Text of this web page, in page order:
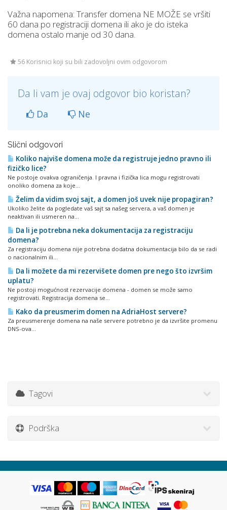
Važna napomena: Transfer domena NE MOŽE se vršiti
60 dana po registraciji domena ili ako je do isteka
domena ostalo manje od 30 dana.
56 Korisnici koji su bili zadovoljni ovim odgovorom
Da li vam je ovaj odgovor bio koristan?
Da Ne
Slični odgovori
Koliko najviše domena može da registruje jedno pravno ili
fizičko lice?
Ne postoje ovakva ograničenja. I pravna i fizička lica mogu registrovati
onoliko domena za koje...
Želim da vidim svoj sajt, a domen još uvek nije propagiran?
Ukoliko želite da pogledate vaš sajt sa našeg servera, a vaš domen je
neaktivan ili usmeren na...
Da li je potrebna neka dokumentacija za registraciju
domena?
Za registraciju domena nije potrebna dodatna dokumentacija bilo da se radi
o nacionalnim ili...
Da li možete da mi rezervišete domen pre nego što izvršim
uplatu?
Ne postoji mogućnost rezervacije domena - domen se može samo
registrovati. Registracija domena se...
Kako da preusmerim domen na AdriaHost servere?
Za preusmerenje domena na naše servere potrebno je da izvršite promenu
DNS-ova...
Tagovi
Podrška